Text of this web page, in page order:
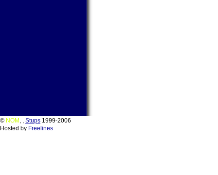
© NOM , , Stups 1999-2006
Hosted by Freelines